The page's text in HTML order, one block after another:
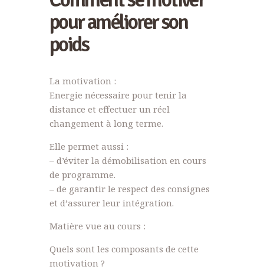
pour améliorer son
poids
La motivation :
Energie nécessaire pour tenir la
distance et effectuer un réel
changement à long terme.
Elle permet aussi :
– d’éviter la démobilisation en cours
de programme.
– de garantir le respect des consignes
et d’assurer leur intégration.
Matière vue au cours :
Quels sont les composants de cette
motivation ?